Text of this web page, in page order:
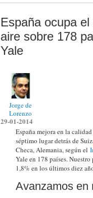
España ocupa
aire sobre 178
Yale
Jorge de
Lorenzo
29-01-2014
España mejora en la
séptimo lugar detrás de
Checa, Alemania, según el
Yale en 178 países.
1,8% en los últimos diez
Avanzamos en